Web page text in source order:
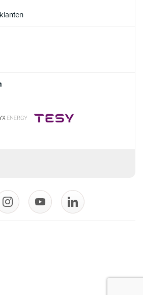
op Facebook
follow_us_on_instagram
Volg ons op YouTube